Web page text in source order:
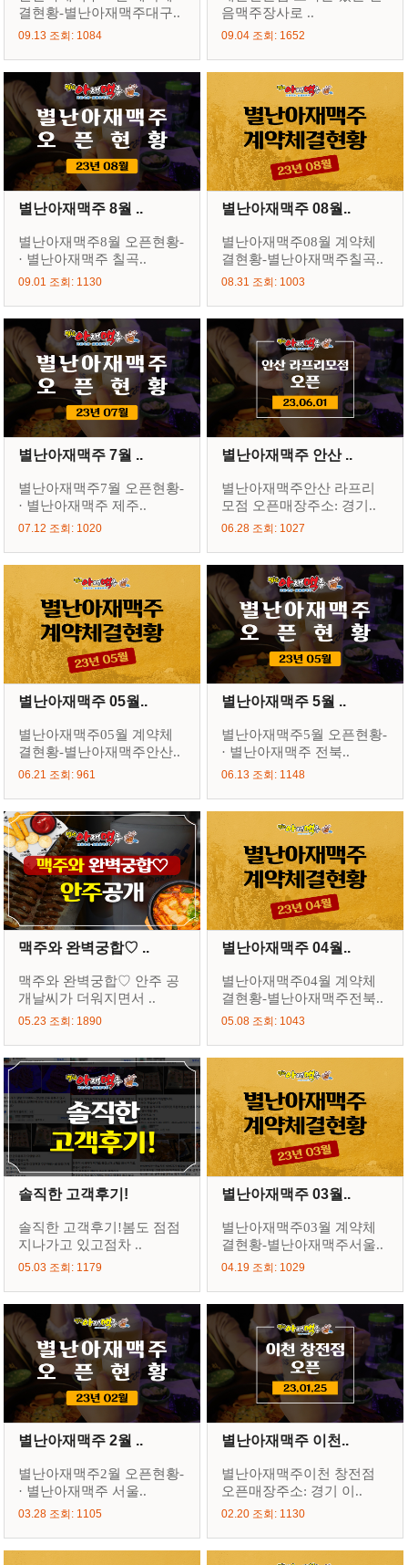
결현황-별난아재맥주대구..
09.13 조회: 1084
음맥주장사로 ..
09.04 조회: 1652
별난아재맥주 8월 ..
별난아재맥주8월 오픈현황-
· 별난아재맥주 칠곡..
09.01 조회: 1130
별난아재맥주 08월..
별난아재맥주08월 계약체
결현황-별난아재맥주칠곡..
08.31 조회: 1003
별난아재맥주 7월 ..
별난아재맥주7월 오픈현황-
· 별난아재맥주 제주..
07.12 조회: 1020
별난아재맥주 안산 ..
별난아재맥주안산 라프리
모점 오픈매장주소: 경기..
06.28 조회: 1027
별난아재맥주 05월..
별난아재맥주05월 계약체
결현황-별난아재맥주안산..
06.21 조회: 961
별난아재맥주 5월 ..
별난아재맥주5월 오픈현황-
· 별난아재맥주 전북..
06.13 조회: 1148
맥주와 완벽궁합♡ ..
맥주와 완벽궁합♡ 안주 공
개날씨가 더워지면서 ..
05.23 조회: 1890
별난아재맥주 04월..
별난아재맥주04월 계약체
결현황-별난아재맥주전북..
05.08 조회: 1043
솔직한 고객후기!
솔직한 고객후기!봄도 점점
지나가고 있고점차 ..
05.03 조회: 1179
별난아재맥주 03월..
별난아재맥주03월 계약체
결현황-별난아재맥주서울..
04.19 조회: 1029
별난아재맥주 2월 ..
별난아재맥주2월 오픈현황-
· 별난아재맥주 서울..
03.28 조회: 1105
별난아재맥주 이천..
별난아재맥주이천 창전점
오픈매장주소: 경기 이..
02.20 조회: 1130